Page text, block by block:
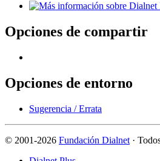
Opciones de compartir
Opciones de entorno
Sugerencia / Errata
© 2001-2026 Fundación Dialnet ·